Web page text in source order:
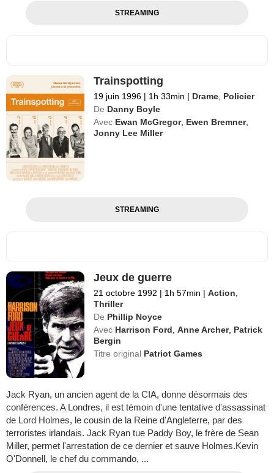
STREAMING
Trainspotting
19 juin 1996 | 1h 33min | Drame Policier
De Danny Boyle
Avec Ewan McGregor, Ewen Bremner,
Jonny Lee Miller
STREAMING
Jeux de guerre
21 octobre 1992 | 1h 57min | Action
Thriller
De Phillip Noyce
Avec Harrison Ford ,Anne Archer, Patrick
Bergin
Titre original Patriot Games
Jack Ryan, un ancien agent de la CIA, donne désormais des
conférences. A Londres, il est témoin d'une tentative d'assassinat
de Lord Holmes, le cousin de la Reine d'Angleterre, par des
terroristes irlandais. Jack Ryan tue Paddy Boy, le frère de Sean
Miller, permet l'arrestation de ce dernier et sauve Holmes.Kevin
O'Donnell, le chef du commando, ...